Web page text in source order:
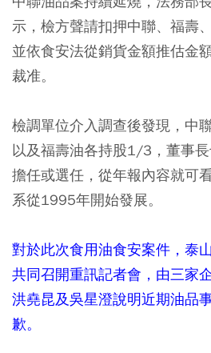
示，檢方聲請扣押中聯、福壽
並依食安法從銷貨金額推估金
裁准。
檢調單位介入調查後發現，中
以及福壽油各持股1/3，董事
擔任或選任，從年報內容就可
系從1995年開始發展。
對於此次食用油食安案件，泰
共同召開重訊記者會，由三家
洪堯昆及吳星澄說明近期油品
歉。